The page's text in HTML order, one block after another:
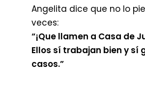
Angelita dice que no lo
veces:
“¡Que llamen a Casa de
Ellos sí trabajan bien y sí
casos.”